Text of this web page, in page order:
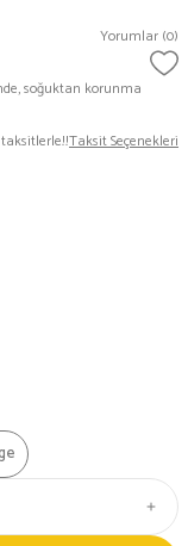
Yorumlar (0)
soğuktan korunma
Taksit Seçenekleri